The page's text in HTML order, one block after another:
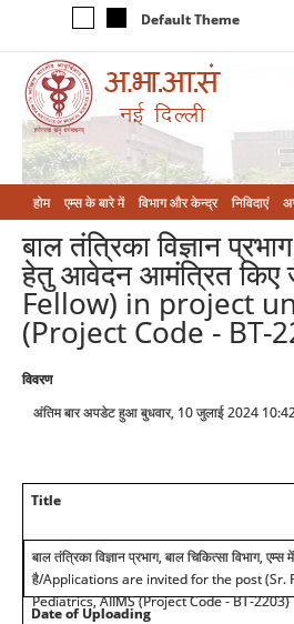
Default Theme
होम एम्‍स के बारे में विभाग और केन्‍द्र निविदाएं
बाल तंत्रिका विज्ञान
हेतु आवेदन आमंत्रित
Fellow) in project
(Project Code - BT-
विवरण
अंतिम बार अपडेट हुआ बुधवार, 10 जुलाई 2024
Title
बाल तंत्रिका विज्ञान प्रभाग, बाल चिकित्सा विभाग,
है/Applications are invited for the post (Sr.
Pediatrics, AIIMS (Project Code - BT-2203)
Date of Uploading